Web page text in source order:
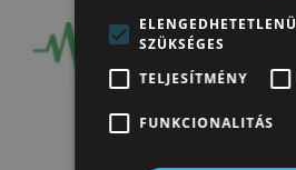
SZÜKSÉGES
TELJESÍTMÉNY
FUNKCIONALITÁS